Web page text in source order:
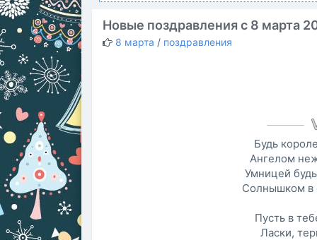
Новые поздравления с 8 марта
8 марта / поздравления
Будь
Ангелом
Умницей
Солнышком в
Пусть в
Ласки,